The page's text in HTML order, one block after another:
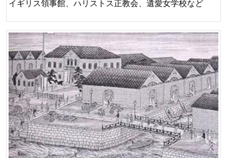
イギリス領事館、ハリストス正教会、遺愛女学校など